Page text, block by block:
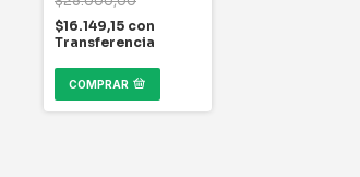
$16.149,15 con
Transferencia
COMPRAR